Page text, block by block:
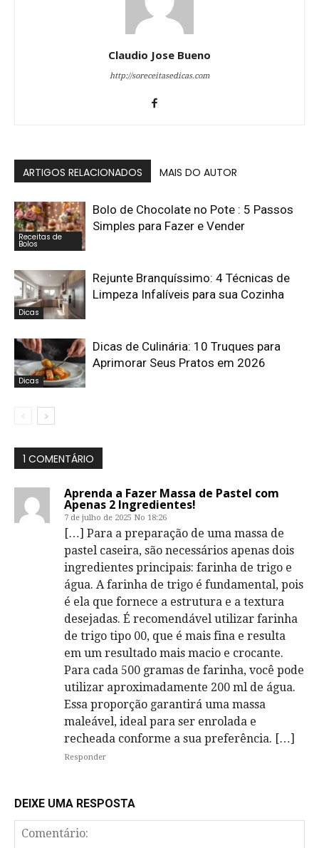
Claudio Jose Bueno
http://soreceitasedicas.com
ARTIGOS RELACIONADOS MAIS DO AUTOR
Receitas de
Bolos
Bolo de Chocolate no Pote : 5 Passos
Simples para Fazer e Vender
Dicas
Rejunte Branquíssimo: 4 Técnicas de
Limpeza Infalíveis para sua Cozinha
Dicas
Dicas de Culinária: 10 Truques para
Aprimorar Seus Pratos em 2026
1 COMENTÁRIO
Aprenda a Fazer Massa de Pastel com
Apenas 2 Ingredientes!
7 de julho de 2025 No 18:26
[…] Para a preparação de uma massa de
pastel caseira, são necessários apenas dois
ingredientes principais: farinha de trigo e
água. A farinha de trigo é fundamental, pois
é ela que fornece a estrutura e a textura
desejadas. É recomendável utilizar farinha
de trigo tipo 00, que é mais fina e resulta
em um resultado mais macio e crocante.
Para cada 500 gramas de farinha, você pode
utilizar aproximadamente 200 ml de água.
Essa proporção garantirá uma massa
maleável, ideal para ser enrolada e
recheada conforme a sua preferência. […]
Responder
DEIXE UMA RESPOSTA